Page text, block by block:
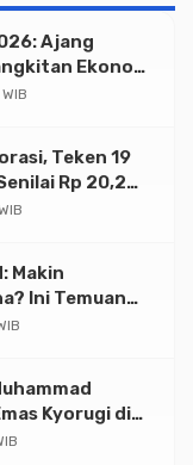
Ajang
Ekonomi
Teken 19
Rp 20,2
Makin
Ini Temuan
Kyorugi di
Open